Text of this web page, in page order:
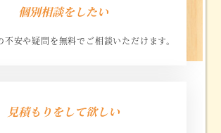
個別相談をしたい
不安や疑問を無料でご相談いただけます。
見積もりをして欲しい